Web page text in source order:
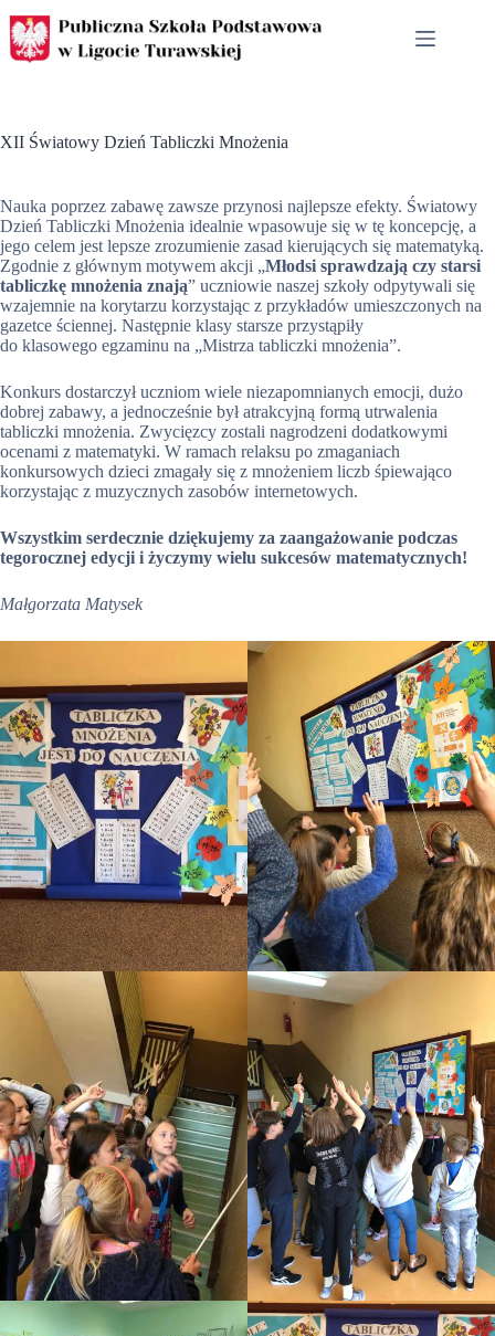
do
treści
XII Światowy Dzień Tabliczki Mnożenia
Nauka poprzez zabawę zawsze przynosi najlepsze efekty. Światowy
Dzień Tabliczki Mnożenia idealnie wpasowuje się w tę koncepcję, a
jego celem jest lepsze zrozumienie zasad kierujących się matematyką.
Zgodnie z głównym motywem akcji „Młodsi sprawdzają czy starsi
tabliczkę mnożenia znają” uczniowie naszej szkoły odpytywali się
wzajemnie na korytarzu korzystając z przykładów umieszczonych na
gazetce ściennej. Następnie klasy starsze przystąpiły
do klasowego egzaminu na „Mistrza tabliczki mnożenia”.
Konkurs dostarczył uczniom wiele niezapomnianych emocji, dużo
dobrej zabawy, a jednocześnie był atrakcyjną formą utrwalenia
tabliczki mnożenia. Zwycięzcy zostali nagrodzeni dodatkowymi
ocenami z matematyki. W ramach relaksu po zmaganiach
konkursowych dzieci zmagały się z mnożeniem liczb śpiewająco
korzystając z muzycznych zasobów internetowych.
Wszystkim serdecznie dziękujemy za zaangażowanie podczas
tegorocznej edycji i życzymy wielu sukcesów matematycznych!
Małgorzata Matysek